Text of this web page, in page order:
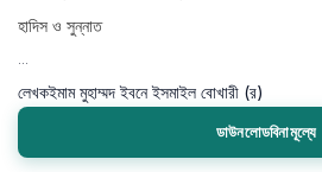
হাদিস ও সুন্নাত
লেখকইমাম মুহাম্মদ ইবনে ইসমাইল বোখারী (র)
ডাউনলোডবিনামূল্যে